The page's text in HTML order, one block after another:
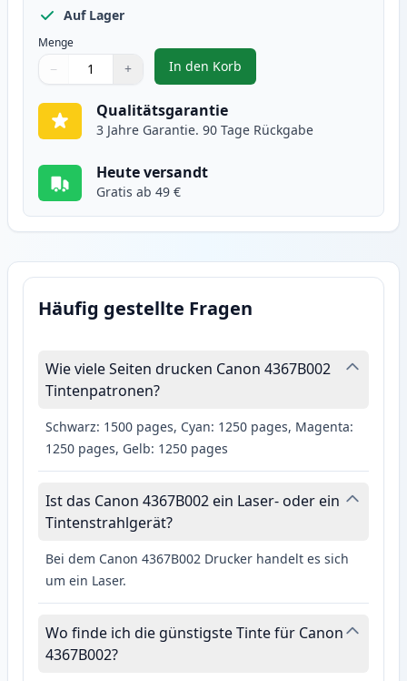
Auf Lager
Menge
Verwenden Sie die Tasten, um anzupassen
− +
1
In den Korb
, Canon 729 (4367B002) gelb
Qualitätsgarantie
3 Jahre Garantie. 90 Tage Rückgabe
Heute versandt
Gratis ab 49 €
Häufig gestellte Fragen
Wie viele Seiten drucken Canon 4367B002
Tintenpatronen?
Schwarz: 1500 pages, Cyan: 1250 pages, Magenta:
1250 pages, Gelb: 1250 pages
Ist das Canon 4367B002 ein Laser- oder ein
Tintenstrahlgerät?
Bei dem Canon 4367B002 Drucker handelt es sich
um ein Laser.
Wo finde ich die günstigste Tinte für Canon
4367B002?